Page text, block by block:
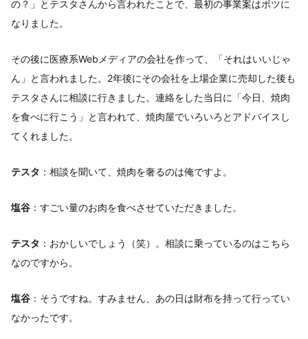
の？」とテスタさんから言われたことで、最初の事業案はボツに
なりました。
その後に医療系Webメディアの会社を作って、「それはいいじゃ
ん」と言われました。2年後にその会社を上場企業に売却した後も
テスタさんに相談に行きました。連絡をした当日に「今日、焼肉
を食べに行こう」と言われて、焼肉屋でいろいろとアドバイスし
てくれました。
テスタ ：相談を聞いて、焼肉を奢るのは俺ですよ。
塩谷 ：すごい量のお肉を食べさせていただきました。
テスタ ：おかしいでしょう（笑）。相談に乗っているのはこちら
なのですから。
塩谷 ：そうですね。すみません、あの日は財布を持って行ってい
なかったです。